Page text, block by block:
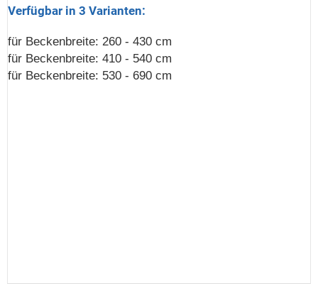
Verfügbar in 3 Varianten:
für Beckenbreite: 260 - 430 cm
für Beckenbreite: 410 - 540 cm
für Beckenbreite: 530 - 690 cm